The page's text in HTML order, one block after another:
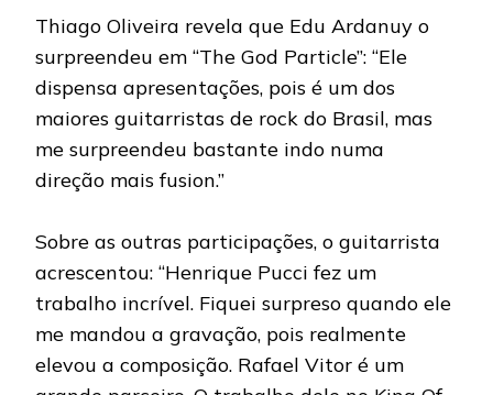
Thiago Oliveira revela que Edu Ardanuy o
surpreendeu em “The God Particle”: “Ele
dispensa apresentações, pois é um dos
maiores guitarristas de rock do Brasil, mas
me surpreendeu bastante indo numa
direção mais fusion.”
Sobre as outras participações, o guitarrista
acrescentou: “Henrique Pucci fez um
trabalho incrível. Fiquei surpreso quando ele
me mandou a gravação, pois realmente
elevou a composição. Rafael Vitor é um